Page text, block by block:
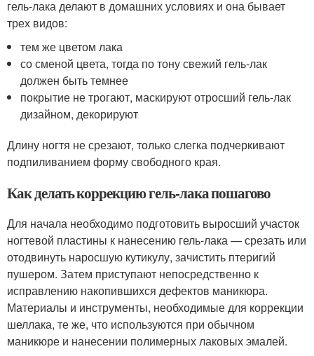
гель-лака делают в домашних условиях и она бывает
трех видов:
тем же цветом лака
со сменой цвета, тогда по тону свежий гель-лак
должен быть темнее
покрытие не трогают, маскируют отросший гель-лак
дизайном, декорируют
Длину ногтя не срезают, только слегка подчеркивают
подпиливанием форму свободного края.
Как делать коррекцию гель-лака пошагово
Для начала необходимо подготовить выросший участок
ногтевой пластины к нанесению гель-лака — срезать или
отодвинуть наросшую кутикулу, зачистить птеригий
пушером. Затем приступают непосредственно к
исправлению накопившихся дефектов маникюра.
Материалы и инструменты, необходимые для коррекции
шеллака, те же, что используются при обычном
маникюре и нанесении полимерных лаковых эмалей.